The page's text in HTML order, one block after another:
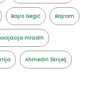
Bajro Gegić Bajram
mladih
Ahmedin Škrijelj